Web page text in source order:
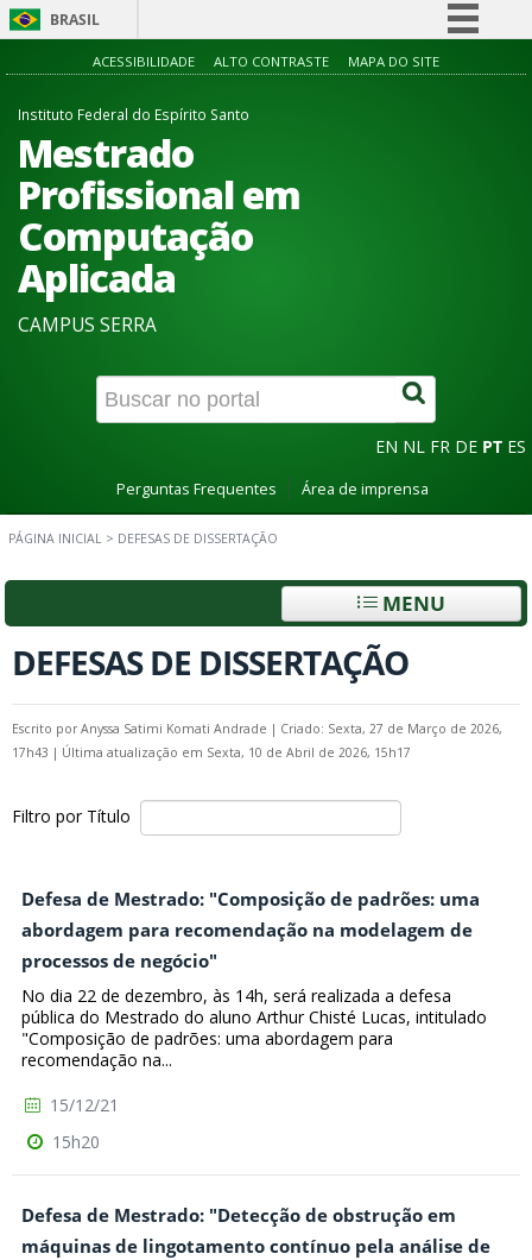
BRASIL
Simplifique!
ACESSIBILIDADE ALTO CONTRASTE MAPA DO SITE
Instituto Federal do Espírito Santo
Mestrado
Profissional em
Computação
Aplicada
CAMPUS SERRA
EN NL FR DE PT ES
Perguntas Frequentes Área de imprensa
PÁGINA INICIAL > DEFESAS DE DISSERTAÇÃO
MENU
DEFESAS DE DISSERTAÇÃO
Escrito porAnyssa Satimi Komati Andrade | Criado: Sexta, 27 de Março de 2026,
17h43 | Última atualização em Sexta, 10 de Abril de 2026, 15h17
Filtro por Título
Defesa de Mestrado: "Composição de padrões: uma
abordagem para recomendação na modelagem de
processos de negócio"
No dia 22 de dezembro, às 14h, será realizada a defesa
pública do Mestrado do aluno Arthur Chisté Lucas, intitulado
"Composição de padrões: uma abordagem para
recomendação na...
15/12/21
15h20
Defesa de Mestrado: "Detecção de obstrução em
máquinas de lingotamento contínuo pela análise de